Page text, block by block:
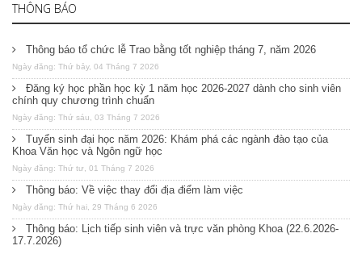
THÔNG BÁO
Thông báo tổ chức lễ Trao bằng tốt nghiệp tháng 7, năm 2026
Ngày đăng: Thứ bảy, 04 Tháng 7 2026
Đăng ký học phần học kỳ 1 năm học 2026-2027 dành cho sinh viên
chính quy chương trình chuẩn
Ngày đăng: Thứ sáu, 03 Tháng 7 2026
Tuyển sinh đại học năm 2026: Khám phá các ngành đào tạo của
Khoa Văn học và Ngôn ngữ học
Ngày đăng: Thứ tư, 01 Tháng 7 2026
Thông báo: Về việc thay đổi địa điểm làm việc
Ngày đăng: Thứ hai, 29 Tháng 6 2026
Thông báo: Lịch tiếp sinh viên và trực văn phòng Khoa (22.6.2026-
17.7.2026)